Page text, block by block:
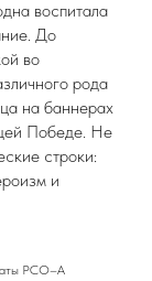
воспитала
До
во
рода
на баннерах
Победе. Не
строки:
и
РСО–А